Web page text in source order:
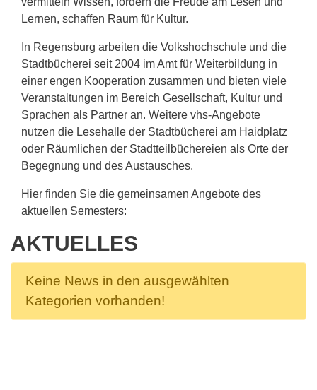
Lernen, schaffen Raum für Kultur.
In Regensburg arbeiten die Volkshochschule und die
Stadtbücherei seit 2004 im Amt für Weiterbildung in
einer engen Kooperation zusammen und bieten viele
Veranstaltungen im Bereich Gesellschaft, Kultur und
Sprachen als Partner an. Weitere vhs-Angebote
nutzen die Lesehalle der Stadtbücherei am Haidplatz
oder Räumlichen der Stadtteilbüchereien als Orte der
Begegnung und des Austausches.
Hier finden Sie die gemeinsamen Angebote des
aktuellen Semesters:
AKTUELLES
Keine News in den ausgewählten
Kategorien vorhanden!